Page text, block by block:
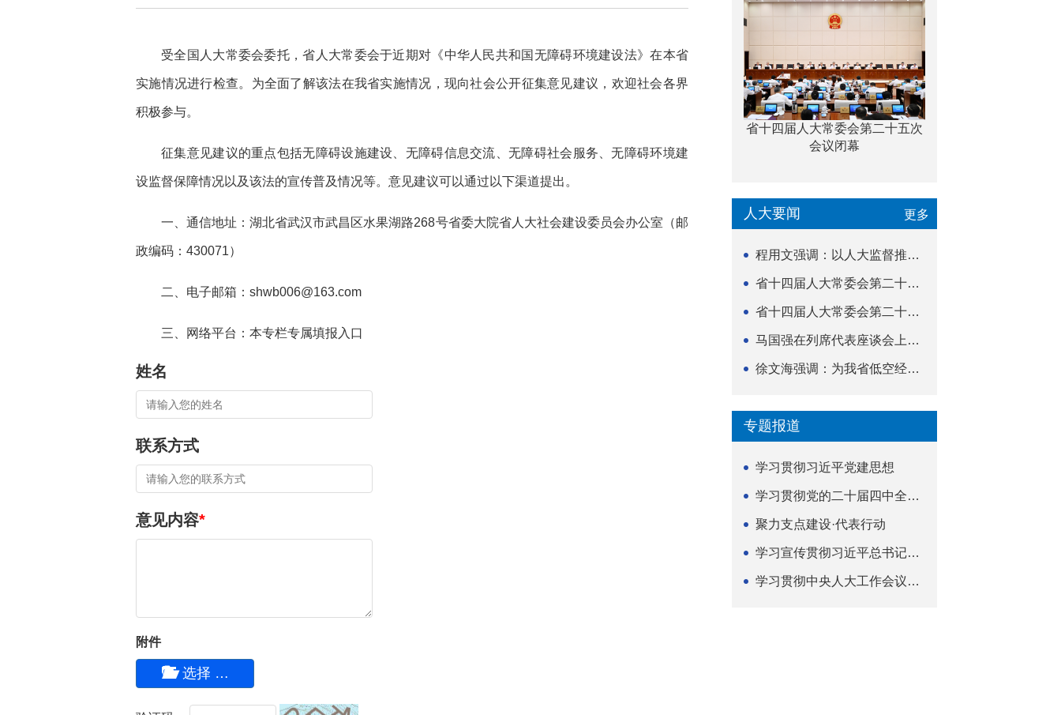
受全国人大常委会委托，省人大常委会于近期对《中华人民共和国无障碍环境建设法》在本省
实施情况进行检查。为全面了解该法在我省实施情况，现向社会公开征集意见建议，欢迎社会各界
积极参与。
征集意见建议的重点包括无障碍设施建设、无障碍信息交流、无障碍社会服务、无障碍环境建
设监督保障情况以及该法的宣传普及情况等。意见建议可以通过以下渠道提出。
一、通信地址：湖北省武汉市武昌区水果湖路268号省委大院省人大社会建设委员会办公室（邮
政编码：430071）
二、电子邮箱：shwb006@163.com
三、网络平台：本专栏专属填报入口
姓名
联系方式
意见内容*
附件
选择 …
省十四届人大常委会第二十五次
会议闭幕
人大要闻 更多
程用文强调：以人大监督推动科技金融高质量发展
省十四届人大常委会第二十五次会议闭幕
省十四届人大常委会第二十五次会议举行
马国强在列席代表座谈会上强调 以精准履职筑牢荆楚...
徐文海强调：为我省低空经济高质量发展提供法治支撑
专题报道
学习贯彻习近平党建思想
学习贯彻党的二十届四中全会精神
聚力支点建设·代表行动
学习宣传贯彻习近平总书记关于坚持
学习贯彻中央人大工作会议精神